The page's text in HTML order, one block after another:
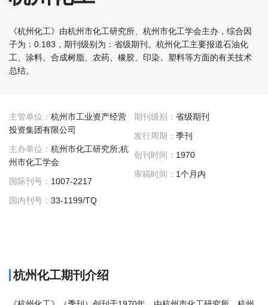
《杭州化工》由杭州市化工研究所、杭州市化工学会主办，综合因
子为：0.183，期刊级别为：省级期刊。杭州化工主要报道石油化
工、涂料、合成树脂、农药、橡胶、印染、塑料等方面的有关技术
总结。
主管单位： 杭州市工业资产经营
投资集团有限公司
主办单位： 杭州市化工研究所;杭
州市化工学会
国际刊号： 1007-2217
国内刊号： 33-1199/TQ
期刊级别： 省级期刊
发行周期： 季刊
创刊时间： 1970
审稿时间： 1个月内
杭州化工期刊介绍